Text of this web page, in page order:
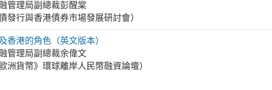
管理局副總裁彭醒棠
發行與香港債券市場發展研討會）
香港的角色（英文版本）
管理局副總裁余偉文
洲貨幣》環球離岸人民幣融資論壇）